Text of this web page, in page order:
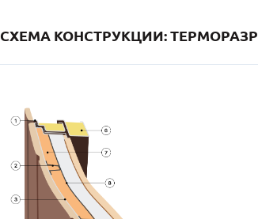
СХЕМА КОНСТРУКЦИИ: